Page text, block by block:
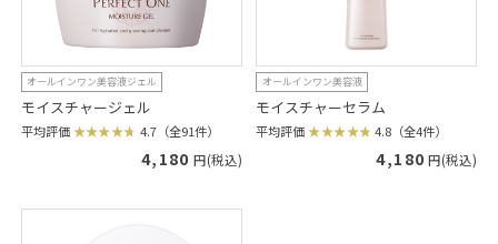
オールインワン美容液ジェル
モイスチャージェル
平均評価 4.7（全91件）
4,180 円(税込)
オールインワン美容液
モイスチャーセラム
平均評価 4.8（全4件）
4,180 円(税込)